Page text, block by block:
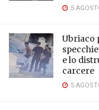
5
Ubriaco
e lo
carcere
5